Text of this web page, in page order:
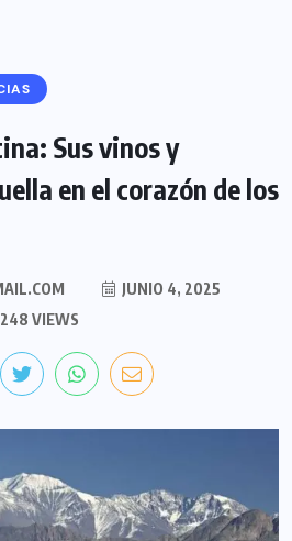
Sus vinos y
en el corazón de los
JUNIO 4, 2025
248 VIEWS